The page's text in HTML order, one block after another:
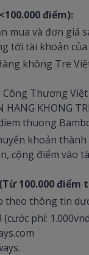
điểm):
mua và đơn giá
tới tài khoản
không Tre
Thương
HANG KHONG
thuong
khoản
cộng điểm vào
100.000 điểm
theo thông tin
(cước phí: